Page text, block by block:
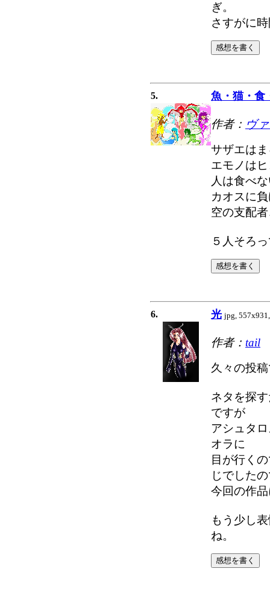
ぎ。
さすがに
5. 魚・猫・食
作者： ヴ
サザエは
エモノは
人は食べ
カオスに
空の支配
５人そろ
6. 光 jpg,
作者： tail
久々の投
ネタを探
ですが
アシュタ
オラに
目が行く
じでした
今回の作
もう少し
ね。